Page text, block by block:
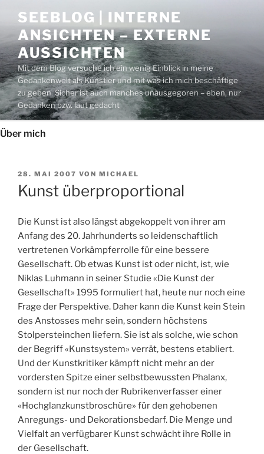
Inhalt
springen
SEEBLOG | INTERNE
ANSICHTEN – EXTERNE
AUSSICHTEN
Mit dem Blog versuche ich ein wenig Einblick in meine
Gedankenwelt als Künstler und mit was ich mich beschäftige
zu geben. Sicher ist auch manches unausgegoren – eben, nur
Gedanken bzw. laut gedacht
Über mich
VERÖFFENTLICHT
AM
28. MAI 2007 VON MICHAEL
Kunst überproportional
Die Kunst ist also längst abgekoppelt von ihrer am
Anfang des 20. Jahrhunderts so leidenschaftlich
vertretenen Vorkämpferrolle für eine bessere
Gesellschaft. Ob etwas Kunst ist oder nicht, ist, wie
Niklas Luhmann in seiner Studie «Die Kunst der
Gesellschaft» 1995 formuliert hat, heute nur noch eine
Frage der Perspektive. Daher kann die Kunst kein Stein
des Anstosses mehr sein, sondern höchstens
Stolpersteinchen liefern. Sie ist als solche, wie schon
der Begriff «Kunstsystem» verrät, bestens etabliert.
Und der Kunstkritiker kämpft nicht mehr an der
vordersten Spitze einer selbstbewussten Phalanx,
sondern ist nur noch der Rubrikenverfasser einer
«Hochglanzkunstbroschüre» für den gehobenen
Anregungs- und Dekorationsbedarf. Die Menge und
Vielfalt an verfügbarer Kunst schwächt ihre Rolle in
der Gesellschaft.